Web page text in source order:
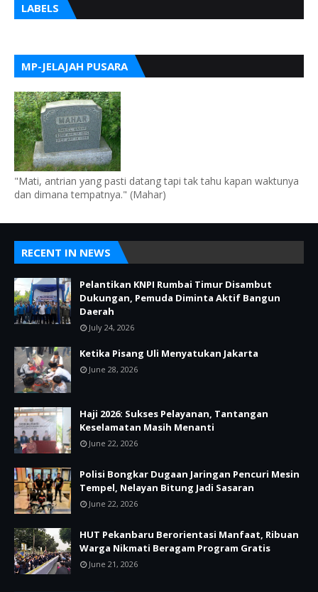
LABELS
MP-JELAJAH PUSARA
"Mati, antrian yang pasti datang tapi tak tahu kapan waktunya
dan dimana tempatnya." (Mahar)
RECENT IN NEWS
Pelantikan KNPI Rumbai Timur Disambut
Dukungan, Pemuda Diminta Aktif Bangun
Daerah
July 24, 2026
Ketika Pisang Uli Menyatukan Jakarta
June 28, 2026
Haji 2026: Sukses Pelayanan, Tantangan
Keselamatan Masih Menanti
June 22, 2026
Polisi Bongkar Dugaan Jaringan Pencuri Mesin
Tempel, Nelayan Bitung Jadi Sasaran
June 22, 2026
HUT Pekanbaru Berorientasi Manfaat, Ribuan
Warga Nikmati Beragam Program Gratis
June 21, 2026